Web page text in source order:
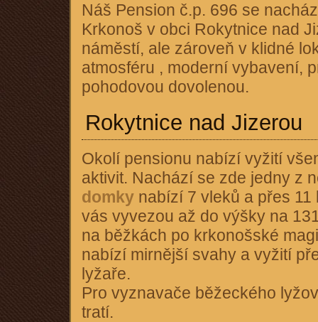
Náš Pension č.p. 696 se
Krkonoš v obci Rokytnice nad
náměstí, ale zároveň v klidné
atmosféru , moderní vybavení,
pohodovou dovolenou.
Rokytnice nad Jizerou
Okolí pensionu nabízí vyžití
aktivit. Nachází se zde jedny z
domky nabízí 7 vleků a přes
vás vyvezou až do výšky na
na běžkách po krkonošské
nabízí mirnější svahy a vyžití
lyžaře.
Pro vyznavače běžeckého
tratí.